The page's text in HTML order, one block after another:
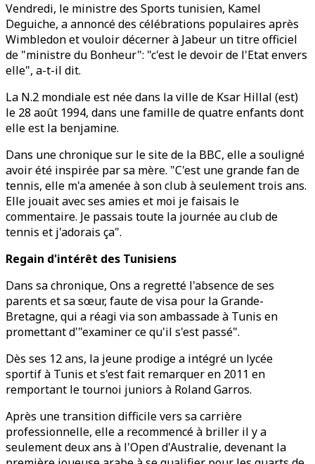
Vendredi, le ministre des Sports tunisien, Kamel
Deguiche, a annoncé des célébrations populaires après
Wimbledon et vouloir décerner à Jabeur un titre officiel
de "ministre du Bonheur": "c'est le devoir de l'Etat envers
elle", a-t-il dit.
La N.2 mondiale est née dans la ville de Ksar Hillal (est)
le 28 août 1994, dans une famille de quatre enfants dont
elle est la benjamine.
Dans une chronique sur le site de la BBC, elle a souligné
avoir été inspirée par sa mère. "C'est une grande fan de
tennis, elle m'a amenée à son club à seulement trois ans.
Elle jouait avec ses amies et moi je faisais le
commentaire. Je passais toute la journée au club de
tennis et j'adorais ça".
Regain d'intérêt des Tunisiens
Dans sa chronique, Ons a regretté l'absence de ses
parents et sa sœur, faute de visa pour la Grande-
Bretagne, qui a réagi via son ambassade à Tunis en
promettant d'"examiner ce qu'il s'est passé".
Dès ses 12 ans, la jeune prodige a intégré un lycée
sportif à Tunis et s'est fait remarquer en 2011 en
remportant le tournoi juniors à Roland Garros.
Après une transition difficile vers sa carrière
professionnelle, elle a recommencé à briller il y a
seulement deux ans à l'Open d'Australie, devenant la